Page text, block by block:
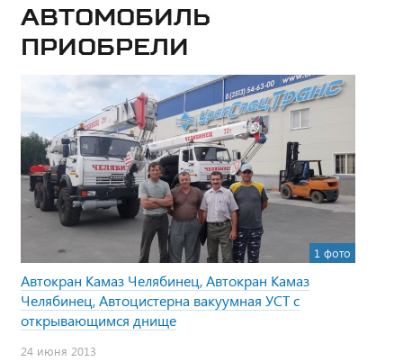
Автомобиль
приобрели
1 фото
Автокран Камаз Челябинец, Автокран Камаз
Челябинец, Автоцистерна вакуумная УСТ с
открывающимся днище
24 июня 2013